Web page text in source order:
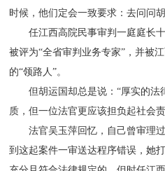
时候，他们定会一致要求：去问问
任江西高院民事审判一庭庭长十
被评为“全省审判业务专家”，并被
的“领路人”。
但胡运国却总是说：“厚实的法
质，但一位法官更应该担负起社会
法官吴玉萍回忆，自己曾审理过
到这起案件一审送达程序错误，她